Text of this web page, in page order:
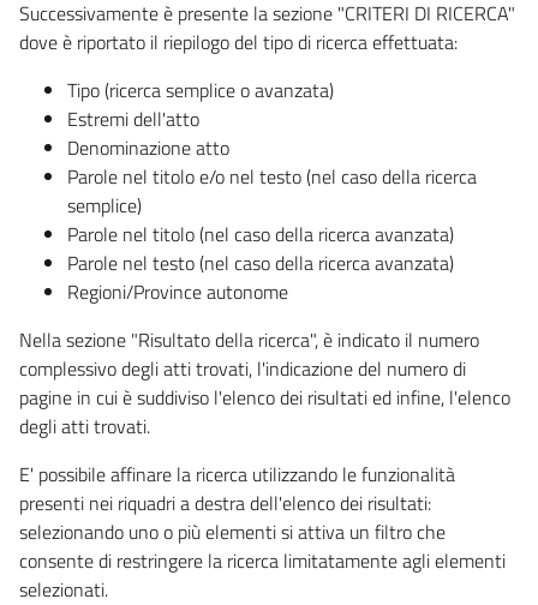
Successivamente è presente la sezione "CRITERI DI RICERCA"
dove è riportato il riepilogo del tipo di ricerca effettuata:
Tipo (ricerca semplice o avanzata)
Estremi dell'atto
Denominazione atto
Parole nel titolo e/o nel testo (nel caso della ricerca
semplice)
Parole nel titolo (nel caso della ricerca avanzata)
Parole nel testo (nel caso della ricerca avanzata)
Regioni/Province autonome
Nella sezione "Risultato della ricerca", è indicato il numero
complessivo degli atti trovati, l'indicazione del numero di
pagine in cui è suddiviso l'elenco dei risultati ed infine, l'elenco
degli atti trovati.
E' possibile affinare la ricerca utilizzando le funzionalità
presenti nei riquadri a destra dell'elenco dei risultati:
selezionando uno o più elementi si attiva un filtro che
consente di restringere la ricerca limitatamente agli elementi
selezionati.